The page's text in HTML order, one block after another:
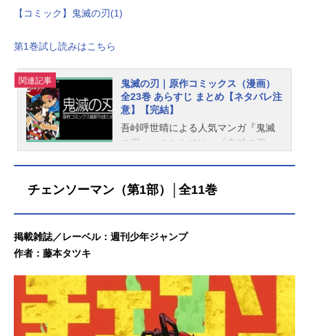
【コミック】鬼滅の刃(1)
第1巻試し読みはこちら
関連記事
鬼滅の刃｜原作コミックス（漫画）
全23巻 あらすじ まとめ【ネタバレ注
意】【完結】
吾峠呼世晴による人気マンガ『鬼滅
の刃』。こちらでは、『鬼滅の刃』
め、発売日・価格などの情報をまと
更新：2022/02/16鬼滅の刃出版社：
｜完結発売日：2020/12/04価格：50
6円(税込)アニメイト通販での購入は
こちら 第1～23巻（全巻）セット発
売日：2020/12/04価格：10,670円(税
チェンソーマン（第1部）│全11巻
掲載雑誌／レーベル：週刊少年ジャンプ
作者：藤本タツキ